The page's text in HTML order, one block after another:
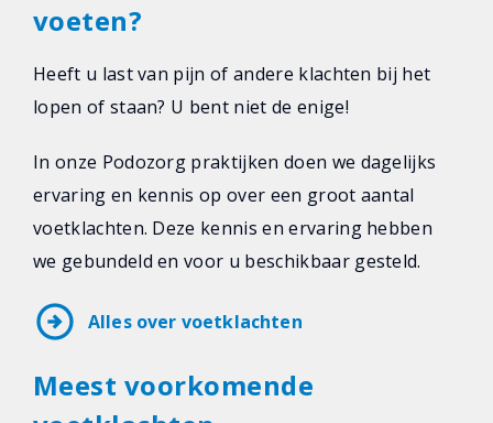
voeten?
Heeft u last van pijn of andere klachten bij het
lopen of staan? U bent niet de enige!
In onze Podozorg praktijken doen we dagelijks
ervaring en kennis op over een groot aantal
voetklachten. Deze kennis en ervaring hebben
we gebundeld en voor u beschikbaar gesteld.
arrow_circle_right Alles over voetklachten
Meest voorkomende